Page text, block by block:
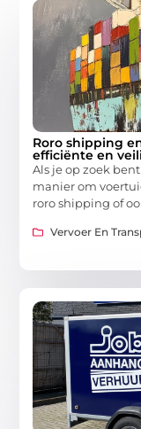
Roro shipping
efficiënte en
Als je op zoek
manier om
roro shipping of
Vervoer En